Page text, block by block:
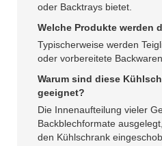
oder Backtrays bietet.
Welche Produkte werden
Typischerweise werden
oder vorbereitete
Warum sind diese
geeignet?
Die Innenaufteilung vieler
Backblechformate
den Kühlschrank